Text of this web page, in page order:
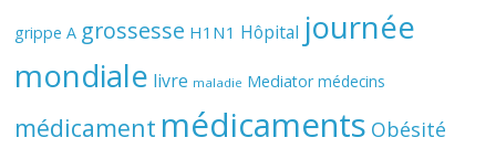
grippe A grossesse H1N1 Hôpital journée
mondiale livre maladie Mediator médecins
médicament médicaments Obésité